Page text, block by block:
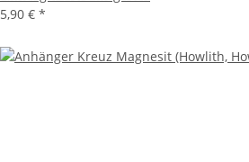
5,90 € *